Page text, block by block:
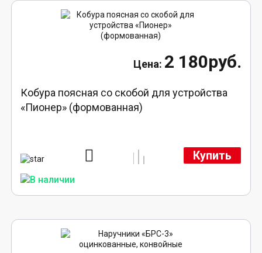
2 180руб.
Кобура поясная со скобой для устройства
«Пионер» (формованная)
Купить